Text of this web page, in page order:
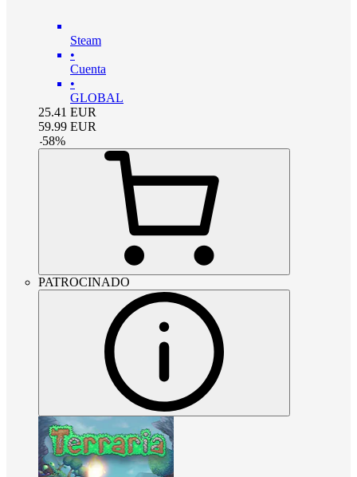
Steam
•
Cuenta
•
GLOBAL
25.41 EUR
59.99 EUR
-58%
PATROCINADO